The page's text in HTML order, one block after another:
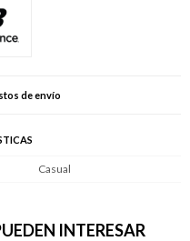
de envío
Casual
INTERESAR